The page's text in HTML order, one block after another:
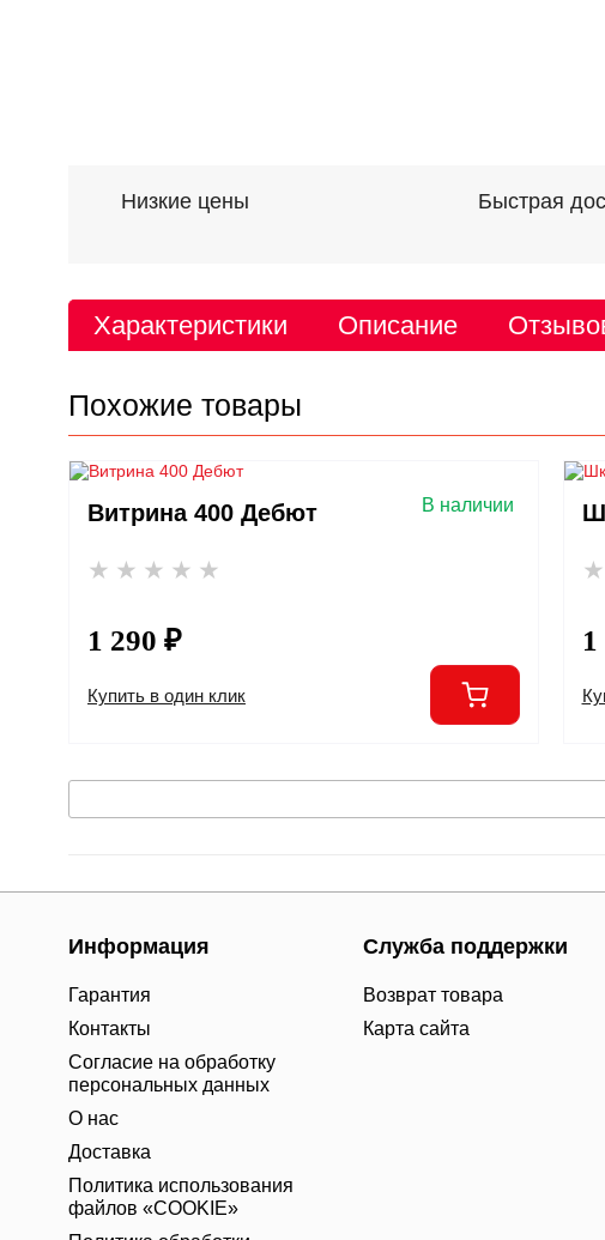
Низкие цены Быстрая
Характеристики Описание
Похожие товары
В наличии
Витрина 400 Дебют
1 290 ₽
Купить в один клик
Информация
Гарантия
Контакты
Согласие на обработку
персональных данных
О нас
Доставка
Политика использования
файлов «COOKIE»
Служба поддержки
Возврат товара
Карта сайта